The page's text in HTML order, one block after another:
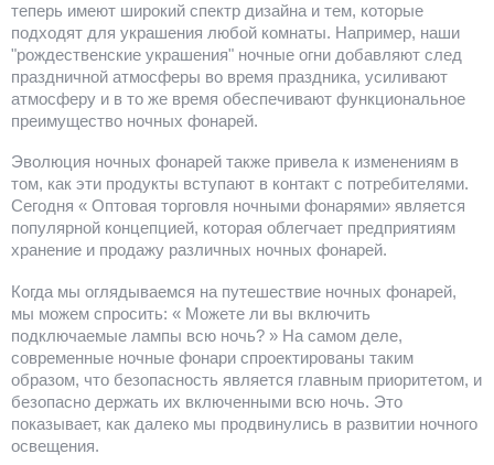
теперь имеют широкий спектр дизайна и тем, которые
подходят для украшения любой комнаты. Например, наши
"рождественские украшения" ночные огни добавляют след
праздничной атмосферы во время праздника, усиливают
атмосферу и в то же время обеспечивают функциональное
преимущество ночных фонарей.
Эволюция ночных фонарей также привела к изменениям в
том, как эти продукты вступают в контакт с потребителями.
Сегодня « Оптовая торговля ночными фонарями» является
популярной концепцией, которая облегчает предприятиям
хранение и продажу различных ночных фонарей.
Когда мы оглядываемся на путешествие ночных фонарей,
мы можем спросить: « Можете ли вы включить
подключаемые лампы всю ночь? » На самом деле,
современные ночные фонари спроектированы таким
образом, что безопасность является главным приоритетом, и
безопасно держать их включенными всю ночь. Это
показывает, как далеко мы продвинулись в развитии ночного
освещения.